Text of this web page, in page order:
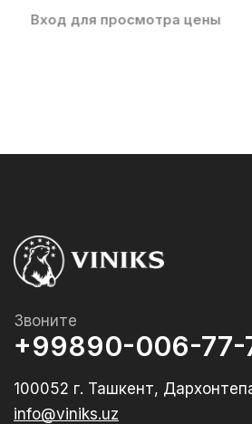
Вход для просмотра цены
Звоните
+99890-006-77-
100052 г. Ташкент,
info@viniks.uz